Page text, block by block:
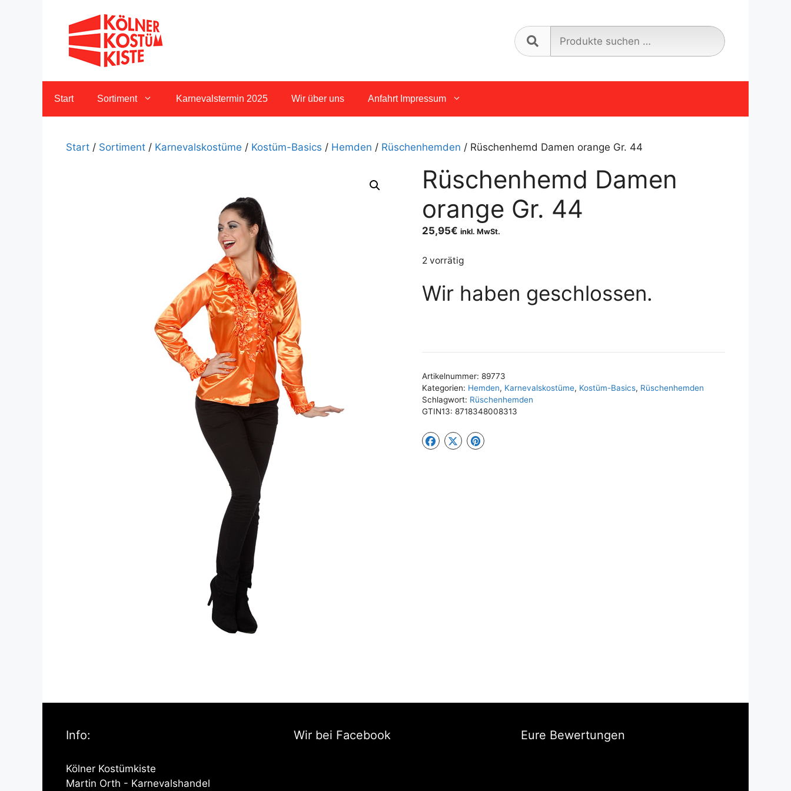
nach:
Start Sortiment Karnevalstermin 2025 Wir über uns Anfahrt Impressum
Start / Sortiment / Karnevalskostüme / Kostüm-Basics / Hemden / Rüschenhemden / Rüschenhemd Damen orange Gr. 44
Rüschenhemd Damen
orange Gr. 44
25,95€ inkl. MwSt.
2 vorrätig
Wir haben geschlossen.
Artikelnummer: 89773
Kategorien: Hemden, Karnevalskostüme, Kostüm-Basics, Rüschenhemden
Schlagwort: Rüschenhemden
GTIN13: 8718348008313
Info:
Kölner Kostümkiste
Martin Orth - Karnevalshandel
Wir bei Facebook Eure Bewertungen